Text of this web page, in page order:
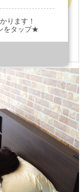
ールドラベル
ります！
をタップ★